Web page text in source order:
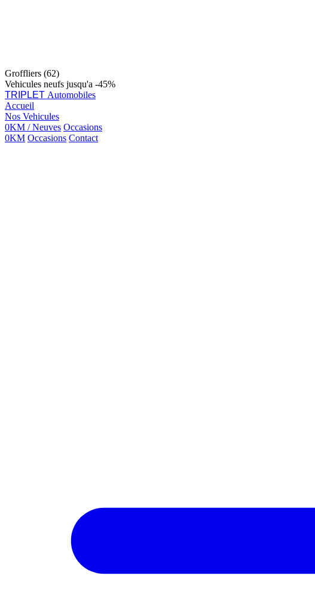
Groffliers (62)
Vehicules neufs jusqu'a -45%
TRIPLET Automobiles
Accueil
Nos Vehicules
0KM / Neuves Occasions
0KM Occasions Contact